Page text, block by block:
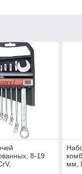
8-19
мм,